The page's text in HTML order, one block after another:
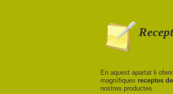
En aquest apartat li
magnífiques receptes
nostres productes.